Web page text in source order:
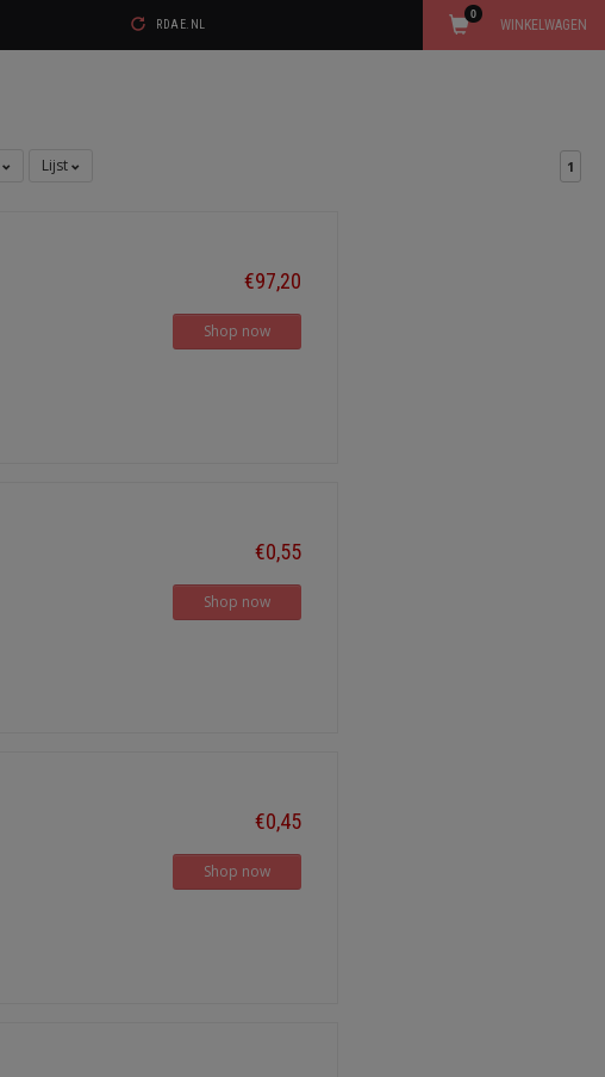
RDAE.NL WINKELWAGEN
0
Lijst 1
€97,20
Shop now
€0,55
Shop now
€0,45
Shop now